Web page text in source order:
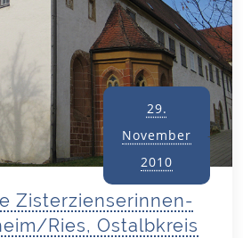
Zisterzienserinnen-
Ries, Ostalbkreis
29.
November
2010